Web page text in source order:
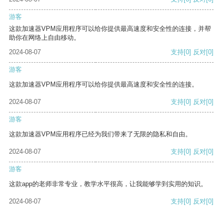
游客
这款加速器VPM应用程序可以给你提供最高速度和安全性的连接，并帮
助你在网络上自由移动。
2024-08-07
支持[0] 反对[0]
游客
这款加速器VPM应用程序可以给你提供最高速度和安全性的连接。
2024-08-07 支持[0] 反对[0]
游客
这款加速器VPM应用程序已经为我们带来了无限的隐私和自由。
2024-08-07 支持[0] 反对[0]
游客
这款app的老师非常专业，教学水平很高，让我能够学到实用的知识。
2024-08-07 支持[0] 反对[0]